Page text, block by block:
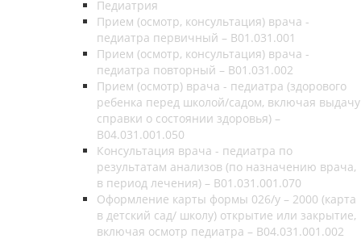
Педиатрия
Прием (осмотр, консультация) врача -
педиатра первичный – B01.031.001
Прием (осмотр, консультация) врача -
педиатра повторный – B01.031.002
Прием (осмотр) врача - педиатра (здорового
ребенка перед школой/садом, включая выдачу
справки о состоянии здоровья) –
B04.031.001.050
Консультация врача - педиатра по
результатам анализов (по назначению врача,
в период лечения) – B01.031.001.070
Оформление карты формы 026/у – 2000 (карта
в детский сад/ школу) открытие или закрытие,
включая осмотр педиатра – B04.031.001.002